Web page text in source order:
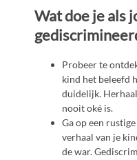
Wat doe je als
Probeer te
kind het beleefd
duidelijk.
nooit oké is.
Ga op een
verhaal van je
de war.